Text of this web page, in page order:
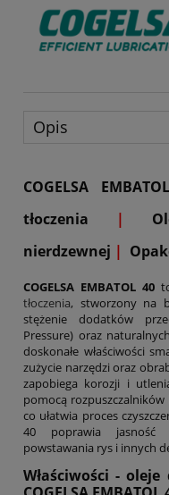
Opis
COGELSA
tłoczenia
|
nierdzewnej |
COGELSA EMBATOL 40
tłoczenia, stworzony na
stężenie dodatków
Pressure) oraz
doskonałe właściwości
zużycie narzędzi oraz
zapobiega korozji i
pomocą rozpuszczalników
co ułatwia proces
40 poprawia jasność
powstawania rys i innych
Właściwości -